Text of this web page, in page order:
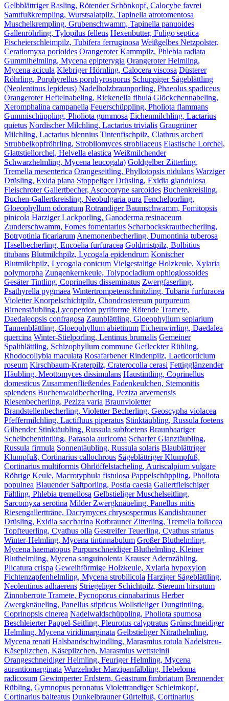
Gelbblättriger Rasling, Rötender Schönkopf, Calocybe favrei
Samtfußkrempling, Wurstsalatpilz, Tapinella atrotomentosa
Muschelkrempling, Grubenschwamm, Tapinella panuoides
Gallenröhrling, Tylopilus felleus Hexenbutter, Fuligo septica
Fischeierschleimpilz, Tubifera ferruginosa Weißgelbes Netzpolster,
Ceratiomyxa porioides Orangeroter Kammpilz, Phlebia radiata
Gummihelmling, Mycena epipterygia Orangeroter Helmling,
Mycena acicula Klebriger Hörnling, Calocera viscosa Düsterer
Röhrling, Porphyrellus porphyrosporus Schuppiger Sägeblättling
(Neolentinus lepideus) Nadelholzbraunporling, Phaeolus spadiceus
Orangeroter Heftelnabeling, Rickenella fibula Glöckchennabeling,
Xeromphalina campanella Feuerschüppling, Pholiota flammans
Gummischüppling, Pholiota gummosa Eichenmilchling, Lactarius
quietus Nordischer Milchling, Lactarius trivialis Graugrüner
Milchling, Lactarius blennius Tintenfischpilz, Clathrus archeri
Strubbelkopfröhrling, Strobilomyces strobilaceus Elastische Lorchel,
Glattstiellorchel, Helvella elastica Weißmilchender
Schwarzhelmling, Mycena leucogala) Goldgelber Zitterling,
Tremella mesenterica Orangeseitling, Phyllotopsis nidulans Warziger
Drüsling, Exida plana Stoppeliger Drüsling, Exidia glandulosa
Fleischroter Gallertbecher, Ascocoryne sarcoides Buchenkreisling,
Buchen-Gallertkreisling, Neobulgaria pura Fenchelporling,
Gloeophyllum odoratum Rotrandiger Baumschwamm, Fomitopsis
pinicola Harziger Lackporling, Ganoderma resinaceum
Zunderschwamm, Fomes fomentarius Scharbockskrautbecherling,
Botryotinia ficariarum Anemonenbecherling, Dumontinia tuberosa
Haselbecherling, Encoelia furfuracea Goldmistpilz, Bolbitius
titubans Blutmilchpilz, Lycogala epidendrum Konischer
Blutmilchpilz, Lycogala conicum Vielgestaltige Holzkeule, Xylaria
polymorpha Zungenkernkeule, Tolypocladium ophioglossoides
Gesäter Tintling, Coprinellus disseminatus Zwergfaserling,
Psathyrella pygmaea Wintertrompetenschnitzling, Tubaria furfuracea
Violetter Knorpelschichtpilz, Chondrostereum purpureum
Birnenstäubling,Lycoperdon pyriforme Rötende Tramete,
Daedaleopsis confragosa Zaunblättling, Gloeophyllum sepiarium
Tannenblättling, Gloeophyllum abietinum Eichenwirrling, Daedalea
quercina Winter-Stielporling, Lentinus brumalis Gemeiner
Spaltblättling, Schizophyllum commune Gefleckter Rübling,
Rhodocollybia maculata Rosafarbener Rindenpilz, Laeticorticium
roseum Kirschbaum-Kraterpilz, Craterocolla cerasi Fettigglänzender
Häubling, Meottomyces dissimulans Haustintling, Coprinellus
domesticus Zusammenfließendes Fadenkeulchen, Stemonitis
splendens Buchenwaldbecherling, Peziza arvernensis
Riesenbecherling, Peziza varia Braunvioletter
Brandstellenbecherling, Violetter Becherling, Geoscypha violacea
Pfeffermilchling, Lactifluus piperatus Stinktäubling, Russula foetens
Gilbender Stinktäubling, Russula subfoetens Braunhaariger
Scheibchentintling, Parasola auricoma Scharfer Glanztäubling,
Russula firmula Sonnentäubling, Russula solaris Blaublättriger
Klumpfuß, Cortinarius callochrous Sägeblättriger Klumpfuß,
Cortinarius multiformis Ohrlöffelstacheling, Auriscalpium vulgare
Röhrige Keule, Macrotyphula fistulosa Pappelschüppling, Pholiota
populnea Blauender Saftporling, Postia caesia Gallertfleischiger
Fältling, Phlebia tremellosa Gelbstieliger Muschelseitling,
Sarcomyxa serotina Milder Zwergknäueling, Panellus mitis
Riesengallertträne, Dacrymyces chrysospermus Kandisbrauner
Drüsling, Exidia saccharina Rotbrauner Zitterling, Tremella foliacea
Topfteuerling, Cyathus olla Gestreifer Teuerling, Cyathus striatus
Winter-Helmling, Mycena tintinnabulum Großer Bluthelmling,
Mycena haematopus Purpurschneidiger Bluthelmling, Kleiner
Bluthelmling, Mycena sanguinolenta Krauser Adernzähling,
Plicatura crispa Geweihförmige Holzkeule, Xylaria hypoxylon
Fichtenzapfenhelmling, Mycena strobilicola Harziger Sägeblättling,
Neolentinus adhaerens Striegeliger Schichtpilz, Stereum hirsutum
Zinnoberrote Tramete, Pycnoporus cinnabarinus Herber
Zwergknäueling, Panellus stipticus Wollstieliger Dungtintling,
Coprinopsis cinerea Nadelwaldschüppling, Pholiota spumosa
Beschleierter Pappel-Seitling, Pleurotus calyptratus Grünschneidiger
Helmling, Mycena viridimarginata Gelbstieliger Nitrathelmling,
Mycena renati Halsbandschwindling, Marasmius rotula Nadelstreu-
Käsepilzchen, Käsepilzchen, Marasmius wettsteinii
Orangeschneidiger Helmling, Feuriger Helmling, Mycena
aurantiomarginata Wurzelnder Marzipanfälbling, Hebeloma
radicosum Gewimperter Erdstern, Geastrum fimbriatum Brennender
Rübling, Gymnopus peronatus Violettrandiger Schleimkopf,
Cortinarius balteatus Dunkelbrauner Gürtelfuß, Cortinarius